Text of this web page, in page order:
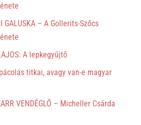
GALUSKA – A Gollerits-Szőcs
A lepkegyűjtő
titkai, avagy van-e magyar
VENDÉGLŐ – Micheller Csárda